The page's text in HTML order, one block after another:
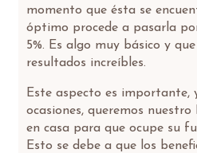
momento que ésta se
óptimo procede a pasarla
5%. Es algo muy básico y
resultados increíbles.
Este aspecto es importante,
ocasiones, queremos nuestro
en casa para que ocupe su
Esto se debe a que los